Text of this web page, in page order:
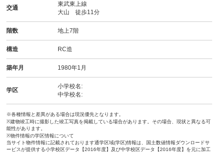
交通
東武東上線
大山 徒歩11分
階数 地上7階
構造 RC造
築年月 1980年1月
学区
小学校名:
中学校名:
※各種情報と差異がある場合は現況優先となります。
※建物竣工時に撮影した竣工写真を掲載している場合があります。その場合、現状と異なる可
能性があります。
※物件情報の学区情報について
当サイト物件情報に記載されております通学区域(学区)情報は、国土数値情報ダウンロードサ
ービスが提供する小学校区データ【2016年度】及び中学校区データ【2016年度】を元に加工